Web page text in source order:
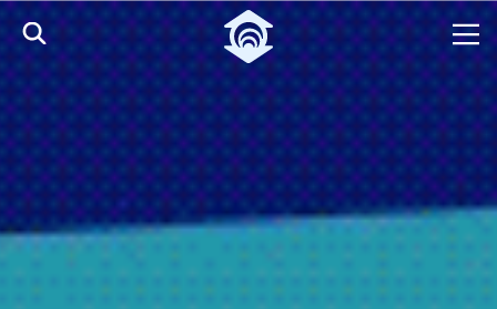
Pular para o Conteúdo principal